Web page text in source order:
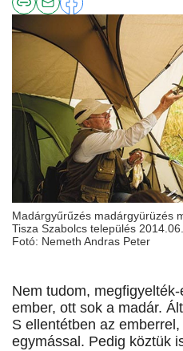
Madárgyűrűzés madárgyürüzés
Tisza Szabolcs település
Fotó: Nemeth Andras Peter
Nem tudom,
ember, ott sok a madár.
S ellentétben az
egymással. Pedig köztük